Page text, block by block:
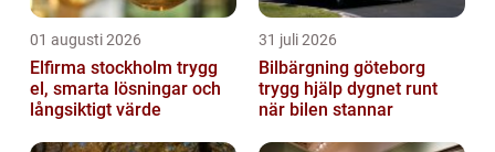
01 augusti 2026
Elfirma stockholm trygg
el, smarta lösningar och
långsiktigt värde
31 juli 2026
Bilbärgning göteborg
trygg hjälp dygnet runt
när bilen stannar